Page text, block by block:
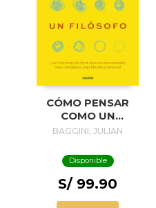
CÓMO PENSAR
COMO UN
FILÓSOFO
BAGGINI, JULIAN
Disponible
S/ 99.90